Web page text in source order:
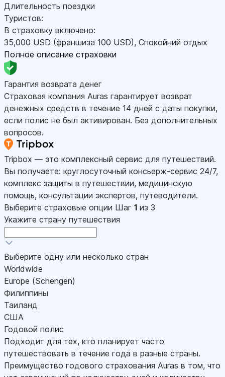
Длительность поездки
Туристов:
В страховку включено:
35,000 USD (франшиза 100 USD), Спокойний отдых
Полное описание страховки
Гарантия возврата денег
Страховая компания Auras гарантирует возврат
денежных средств в течение 14 дней с даты покупки,
если полис не был активирован. Без дополнительных
вопросов.
Tripbox — это комплексный сервис для путешествий.
Вы получаете: круглосуточный консьерж-сервис 24/7,
комплекс защиты в путешествии, медицинскую
помощь, консультации экспертов, путеводители.
Выберите страховые опции Шаг 1 из 3
Укажите страну путешествия
Выберите одну или несколько стран
Worldwide
Europe (Schengen)
Филиппины
Таиланд
США
Годовой полис
Подходит для тех, кто планирует часто
путешествовать в течение года в разные страны.
Преимущество годового страхования Auras в том, что